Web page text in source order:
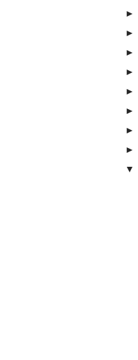
►
►
►
►
►
►
►
►
▼